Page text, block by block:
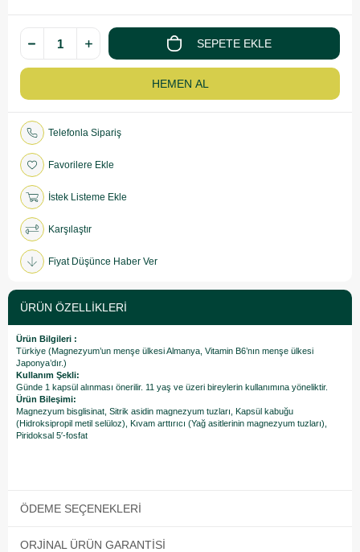
Telefonla Sipariş
Favorilere Ekle
İstek Listeme Ekle
Karşılaştır
Fiyat Düşünce Haber Ver
ÜRÜN ÖZELLIKLERI
Ürün Bilgileri :
Türkiye (Magnezyum’un menşe ülkesi Almanya, Vitamin B6’nın menşe ülkesi
Japonya’dır.)
Kullanım Şekli:
Günde 1 kapsül alınması önerilir. 11 yaş ve üzeri bireylerin kullanımına yöneliktir.
Ürün Bileşimi:
Magnezyum bisglisinat, Sitrik asidin magnezyum tuzları, Kapsül kabuğu
(Hidroksipropil metil selüloz), Kıvam arttırıcı (Yağ asitlerinin magnezyum tuzları),
Piridoksal 5′-fosfat
ÖDEME SEÇENEKLERI
ORJINAL ÜRÜN GARANTISI